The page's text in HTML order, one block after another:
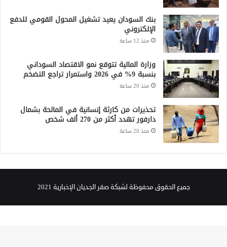
بنك السودان يعيد تشغيل المحول القومي للدفع
الإلكتروني
منذ 12 ساعة
وزارة المالية تتوقع نمو الاقتصاد السوداني
بنسبة 9% في 2026 واستمرار تراجع التضخم
منذ 20 ساعة
تحذيرات من كارثة إنسانية في المالحة بشمال
دارفور تهدد أكثر من 270 ألف شخص
منذ 20 ساعة
جميع الحقوق محفوظة لشبكة صقر الجديان الإخبارية 2021